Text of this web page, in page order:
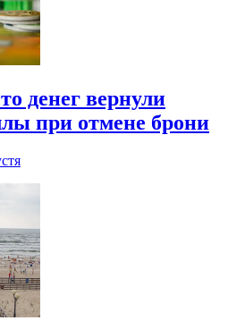
денег вернули
при отмене брони